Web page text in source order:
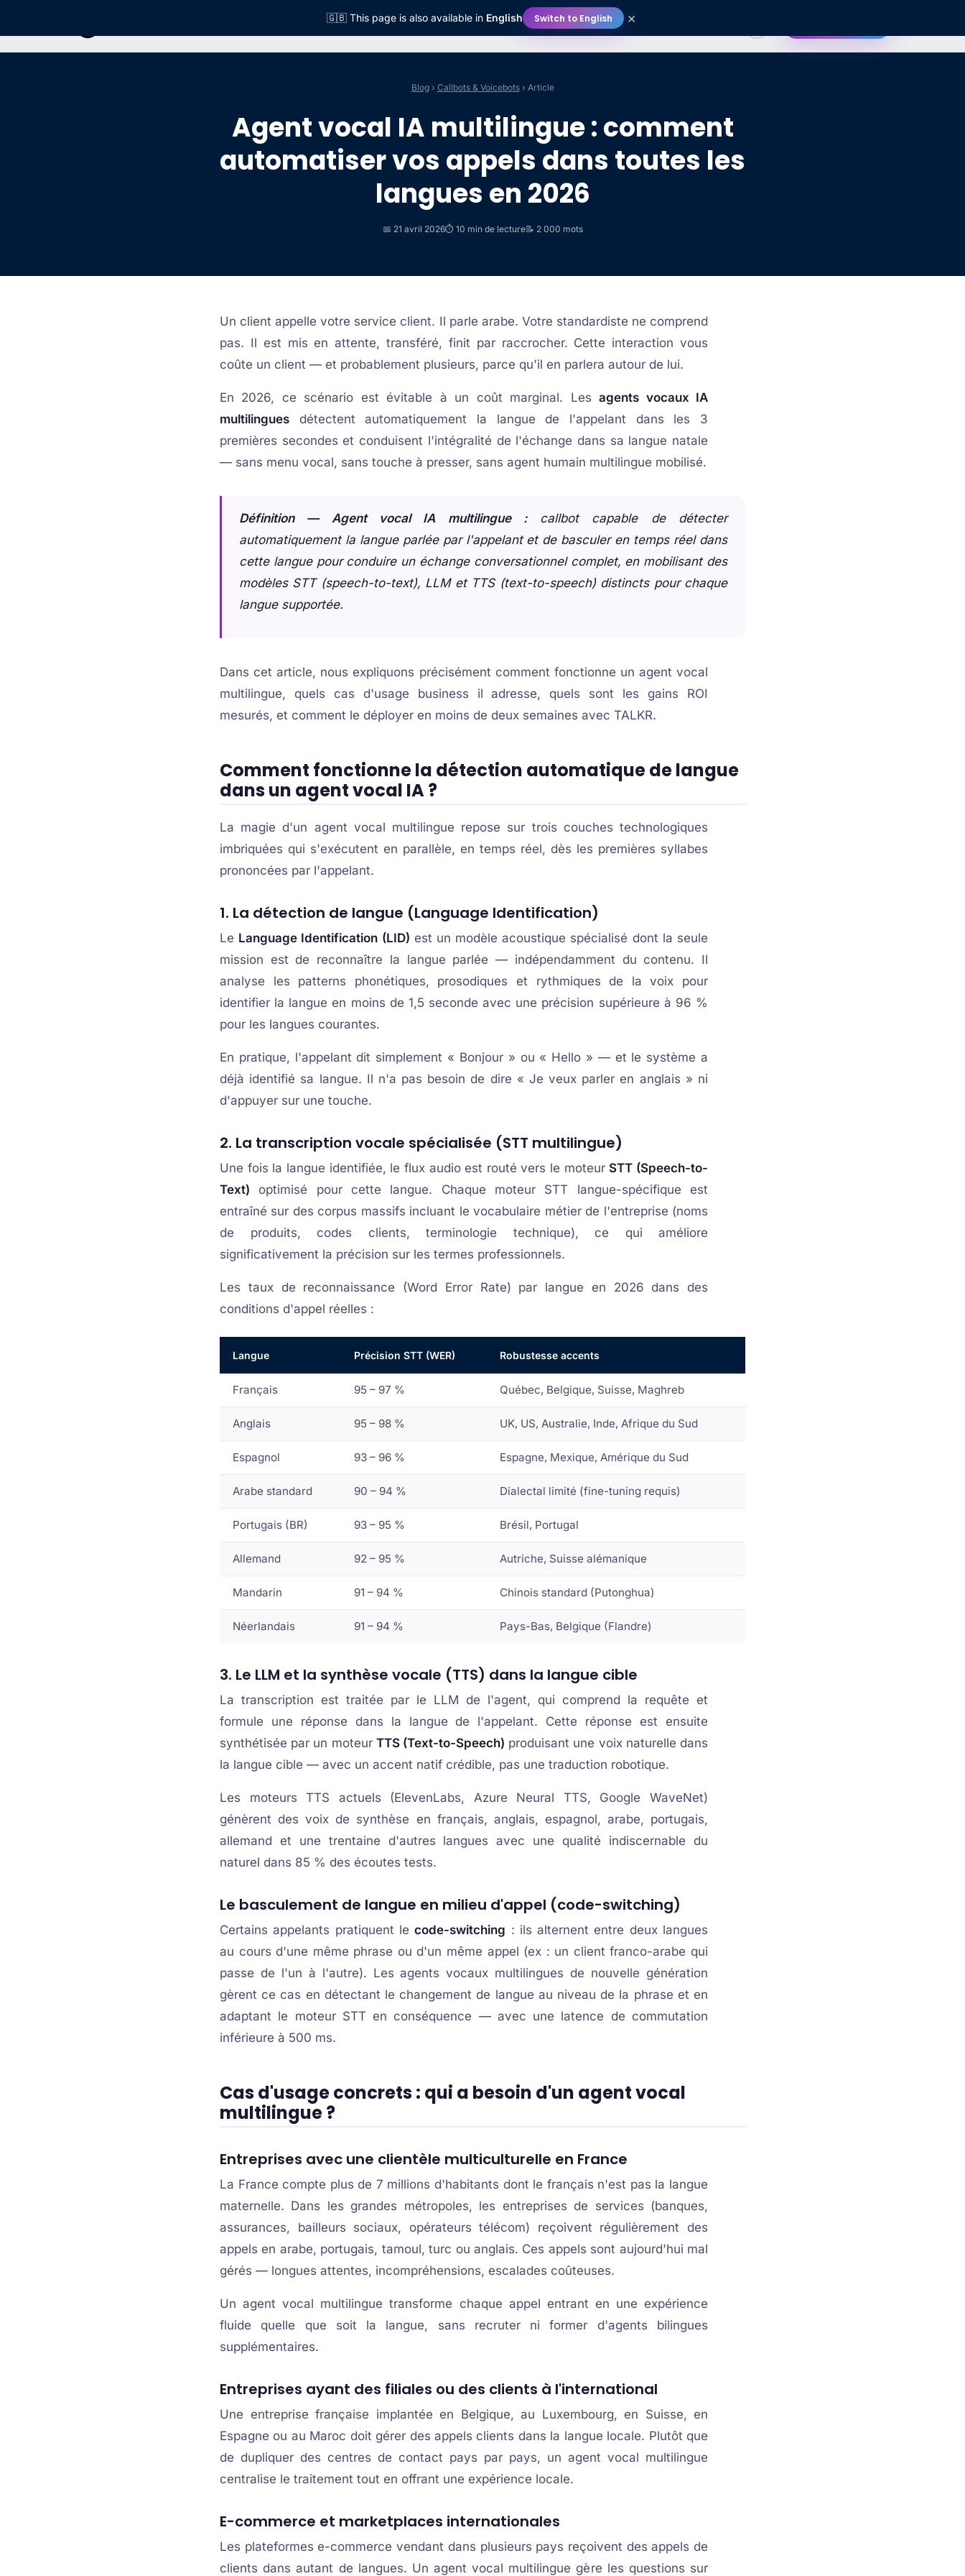
🇬🇧 This page is also available in English Switch to English ×
Plateforme Industries Ressources Entreprise Tarifs
Blog› Callbots & Voicebots› Article
Agent vocal IA multilingue : comment
automatiser vos appels dans toutes les
langues en 2026
📅 21 avril 2026⏱️ 10 min de lecture📝 2 000 mots
Un client appelle votre service client. Il parle arabe. Votre standardiste ne comprend
pas. Il est mis en attente, transféré, finit par raccrocher. Cette interaction vous
coûte un client — et probablement plusieurs, parce qu'il en parlera autour de lui.
En 2026, ce scénario est évitable à un coût marginal. Lesagents vocaux IA
multilingues détectent automatiquement la langue de l'appelant dans les 3
premières secondes et conduisent l'intégralité de l'échange dans sa langue natale
— sans menu vocal, sans touche à presser, sans agent humain multilingue mobilisé.
Définition — Agent vocal IA multilingue :callbot capable de détecter
automatiquement la langue parlée par l'appelant et de basculer en temps réel dans
cette langue pour conduire un échange conversationnel complet, en mobilisant des
modèles STT (speech-to-text), LLM et TTS (text-to-speech) distincts pour chaque
langue supportée.
Dans cet article, nous expliquons précisément comment fonctionne un agent vocal
multilingue, quels cas d'usage business il adresse, quels sont les gains ROI
mesurés, et comment le déployer en moins de deux semaines avec TALKR.
Comment fonctionne la détection automatique de langue
dans un agent vocal IA ?
La magie d'un agent vocal multilingue repose sur trois couches technologiques
imbriquées qui s'exécutent en parallèle, en temps réel, dès les premières syllabes
prononcées par l'appelant.
1. La détection de langue (Language Identification)
Le Language Identification (LID) est un modèle acoustique spécialisé dont la seule
mission est de reconnaître la langue parlée — indépendamment du contenu. Il
analyse les patterns phonétiques, prosodiques et rythmiques de la voix pour
identifier la langue en moins de 1,5 seconde avec une précision supérieure à 96 %
pour les langues courantes.
En pratique, l'appelant dit simplement « Bonjour » ou « Hello » — et le système a
déjà identifié sa langue. Il n'a pas besoin de dire « Je veux parler en anglais » ni
d'appuyer sur une touche.
2. La transcription vocale spécialisée (STT multilingue)
Une fois la langue identifiée, le flux audio est routé vers le moteur STT (Speech-to-
Text) optimisé pour cette langue. Chaque moteur STT langue-spécifique est
entraîné sur des corpus massifs incluant le vocabulaire métier de l'entreprise (noms
de produits, codes clients, terminologie technique), ce qui améliore
significativement la précision sur les termes professionnels.
Les taux de reconnaissance (Word Error Rate) par langue en 2026 dans des
conditions d'appel réelles :
Langue Précision STT (WER) Robustesse accents
Français 95 – 97 % Québec, Belgique, Suisse, Maghreb
Anglais 95 – 98 % UK, US, Australie, Inde, Afrique du Sud
Espagnol 93 – 96 % Espagne, Mexique, Amérique du Sud
Arabe standard 90 – 94 % Dialectal limité (fine-tuning requis)
Portugais (BR) 93 – 95 % Brésil, Portugal
Allemand 92 – 95 % Autriche, Suisse alémanique
Mandarin 91 – 94 % Chinois standard (Putonghua)
Néerlandais 91 – 94 % Pays-Bas, Belgique (Flandre)
3. Le LLM et la synthèse vocale (TTS) dans la langue cible
La transcription est traitée par le LLM de l'agent, qui comprend la requête et
formule une réponse dans la langue de l'appelant. Cette réponse est ensuite
synthétisée par un moteur TTS (Text-to-Speech) produisant une voix naturelle dans
la langue cible — avec un accent natif crédible, pas une traduction robotique.
Les moteurs TTS actuels (ElevenLabs, Azure Neural TTS, Google WaveNet)
génèrent des voix de synthèse en français, anglais, espagnol, arabe, portugais,
allemand et une trentaine d'autres langues avec une qualité indiscernable du
naturel dans 85 % des écoutes tests.
Le basculement de langue en milieu d'appel (code-switching)
Certains appelants pratiquent lecode-switching : ils alternent entre deux langues
au cours d'une même phrase ou d'un même appel (ex : un client franco-arabe qui
passe de l'un à l'autre). Les agents vocaux multilingues de nouvelle génération
gèrent ce cas en détectant le changement de langue au niveau de la phrase et en
adaptant le moteur STT en conséquence — avec une latence de commutation
inférieure à 500 ms.
Cas d'usage concrets : qui a besoin d'un agent vocal
multilingue ?
Entreprises avec une clientèle multiculturelle en France
La France compte plus de 7 millions d'habitants dont le français n'est pas la langue
maternelle. Dans les grandes métropoles, les entreprises de services (banques,
assurances, bailleurs sociaux, opérateurs télécom) reçoivent régulièrement des
appels en arabe, portugais, tamoul, turc ou anglais. Ces appels sont aujourd'hui mal
gérés — longues attentes, incompréhensions, escalades coûteuses.
Un agent vocal multilingue transforme chaque appel entrant en une expérience
fluide quelle que soit la langue, sans recruter ni former d'agents bilingues
supplémentaires.
Entreprises ayant des filiales ou des clients à l'international
Une entreprise française implantée en Belgique, au Luxembourg, en Suisse, en
Espagne ou au Maroc doit gérer des appels clients dans la langue locale. Plutôt que
de dupliquer des centres de contact pays par pays, un agent vocal multilingue
centralise le traitement tout en offrant une expérience locale.
E-commerce et marketplaces internationales
Les plateformes e-commerce vendant dans plusieurs pays reçoivent des appels de
clients dans autant de langues. Un agent vocal multilingue gère les questions sur